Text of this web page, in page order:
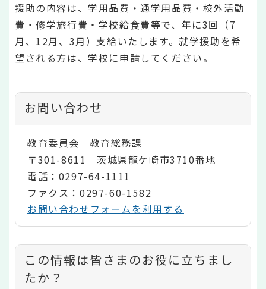
援助の内容は、学用品費・通学用品費・校外活動
費・修学旅行費・学校給食費等で、年に3回（7
月、12月、3月）支給いたします。就学援助を希
望される方は、学校に申請してください。
お問い合わせ
教育委員会 教育総務課
〒301-8611 茨城県龍ケ崎市3710番地
電話：0297-64-1111
ファクス：0297-60-1582
お問い合わせフォームを利用する
コ
ン
この情報は皆さまのお役に立ちまし
たか？